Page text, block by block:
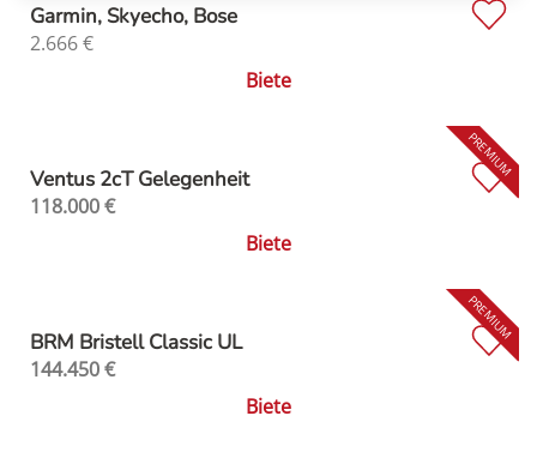
Garmin, Skyecho, Bose
2.666€
Biete
Ventus 2cT Gelegenheit
118.000€
Biete
BRM Bristell Classic UL
144.450€
Biete